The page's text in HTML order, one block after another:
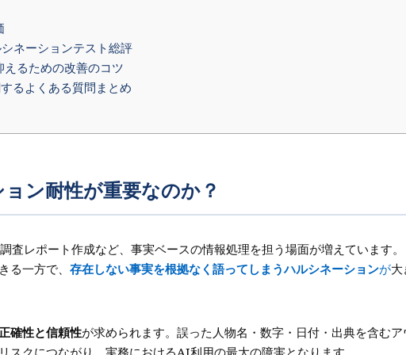
ネーションテスト総評
るための改善のコツ
るよくある質問まとめ
ン耐性が重要なのか？
査レポート作成など、事実ベースの情報処理を担う場面が増えています。
る一方で、 存在しない事実を根拠なく語ってしまうハルシネーションが大
確性と信頼性が求められます。誤った人物名・数字・日付・出典を含むア